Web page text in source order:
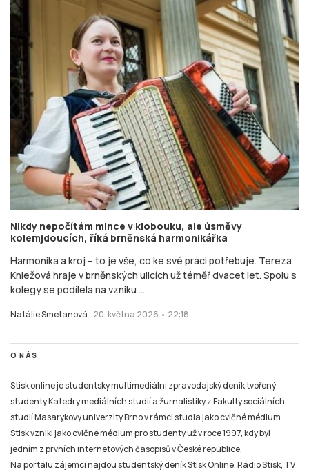
Nikdy nepočítám mince v klobouku, ale úsměvy
kolemjdoucích, říká brněnská harmonikářka
Harmonika a kroj – to je vše, co ke své práci potřebuje. Tereza
Kniežová hraje v brněnských ulicích už téměř dvacet let. Spolu s
kolegy se podílela na vzniku ...
Natálie Smetanová 20. května 2026 • 22:18
O NÁS
Stisk online je studentský multimediální zpravodajský deník tvořený
studenty Katedry mediálních studií a žurnalistiky z Fakulty sociálních
studií Masarykovy univerzity Brno v rámci studia jako cvičné médium.
Stisk vznikl jako cvičné médium pro studenty už v roce 1997, kdy byl
jedním z prvních internetových časopisů v České republice.
Na portálu zájemci najdou studentský deník Stisk Online, Rádio Stisk, TV